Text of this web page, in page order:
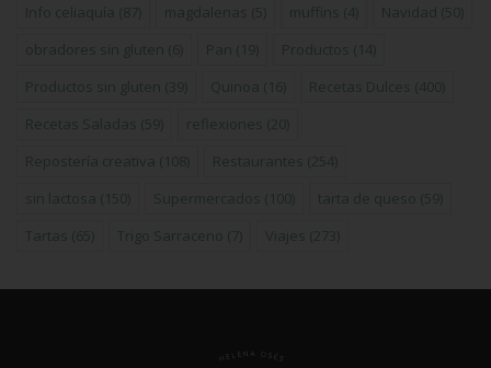
Info celiaquía (87) magdalenas (5) muffins (4) Navidad (50)
obradores sin gluten (6) Pan (19) Productos (14)
Productos sin gluten (39) Quinoa (16) Recetas Dulces (400)
Recetas Saladas (59) reflexiones (20)
Repostería creativa (108) Restaurantes (254)
sin lactosa (150) Supermercados (100) tarta de queso (59)
Tartas (65) Trigo Sarraceno (7) Viajes (273)